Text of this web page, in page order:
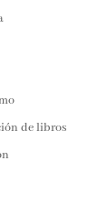
de libros